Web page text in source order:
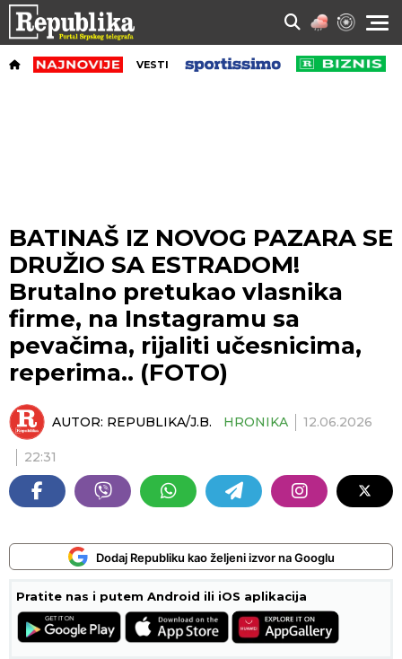
VESTI
BATINAŠ IZ NOVOG PAZARA SE
DRUŽIO SA ESTRADOM!
Brutalno pretukao vlasnika
firme, na Instagramu sa
pevačima, rijaliti učesnicima,
reperima.. (FOTO)
AUTOR: REPUBLIKA/J.B. HRONIKA 12.06.2026
22:31
Dodaj Republiku kao željeni izvor na Googlu
Pratite nas i putem Android ili iOS aplikacija